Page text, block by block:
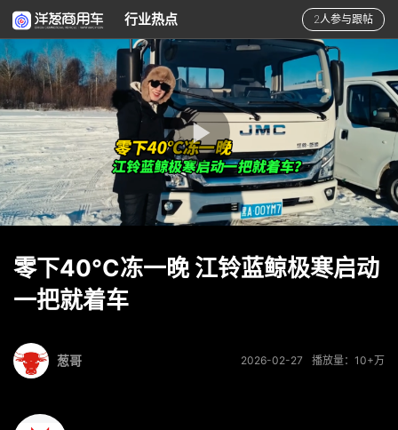
行业热点 2人参与跟帖
零下40°C冻一晚 江铃蓝鲸极寒启动
一把就着车
播放量：10+万
2026-02-27
葱哥